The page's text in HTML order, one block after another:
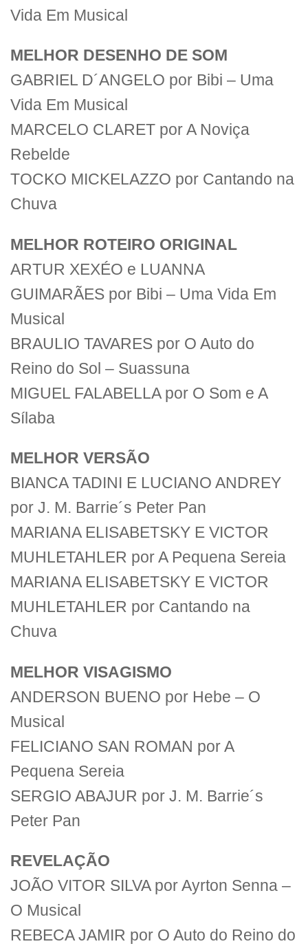
Vida Em Musical
MELHOR DESENHO DE SOM
GABRIEL D´ANGELO por Bibi – Uma
Vida Em Musical
MARCELO CLARET por A Noviça
Rebelde
TOCKO MICKELAZZO por Cantando na
Chuva
MELHOR ROTEIRO ORIGINAL
ARTUR XEXÉO e LUANNA
GUIMARÃES por Bibi – Uma Vida Em
Musical
BRAULIO TAVARES por O Auto do
Reino do Sol – Suassuna
MIGUEL FALABELLA por O Som e A
Sílaba
MELHOR VERSÃO
BIANCA TADINI E LUCIANO ANDREY
por J. M. Barrie´s Peter Pan
MARIANA ELISABETSKY E VICTOR
MUHLETAHLER por A Pequena Sereia
MARIANA ELISABETSKY E VICTOR
MUHLETAHLER por Cantando na
Chuva
MELHOR VISAGISMO
ANDERSON BUENO por Hebe – O
Musical
FELICIANO SAN ROMAN por A
Pequena Sereia
SERGIO ABAJUR por J. M. Barrie´s
Peter Pan
REVELAÇÃO
JOÃO VITOR SILVA por Ayrton Senna –
O Musical
REBECA JAMIR por O Auto do Reino do